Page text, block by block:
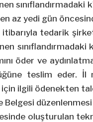
sınıflandırmadaki
az yedi gün
itibarıyla tedarik
öder ve
teslim eder. İl
ilgili ödenekten
Belgesi
oluşturulan